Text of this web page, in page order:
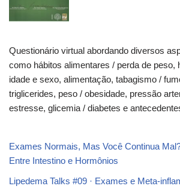
Questionário virtual abordando diversos
como hábitos alimentares / perda de peso,
idade e sexo, alimentação, tabagismo /
triglicerides, peso / obesidade, pressão
estresse, glicemia / diabetes e
Exames Normais, Mas Você Continua
Entre Intestino e Hormônios
Lipedema Talks #09 · Exames e Meta-